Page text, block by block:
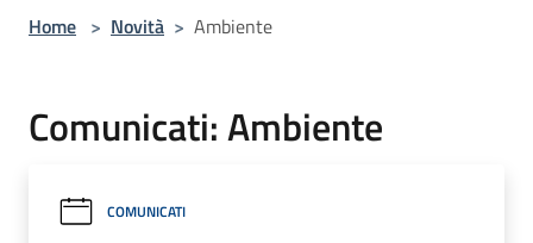
Home > Novità > Ambiente
Comunicati: Ambiente
COMUNICATI